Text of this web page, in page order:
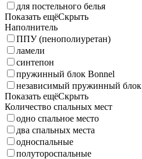
для постельного белья
Показать ещёСкрыть
Наполнитель
ППУ (пенополиуретан)
ламели
синтепон
пружинный блок Bonnel
независимый пружинный блок
Показать ещёСкрыть
Количество спальных мест
одно спальное место
два спальных места
односпальные
полутороспальные